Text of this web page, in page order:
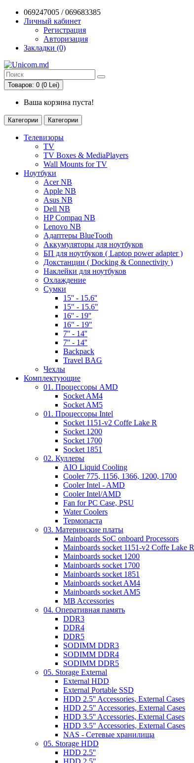
069247005 / 069683385
Личный кабинет
Регистрация
Авторизация
Закладки (0)
Товаров: 0 (0 Lei)
Ваша корзина пуста!
Категории Категории
Телевизоры
TV
TV Boxes & MediaPlayers
Wall Mounts for TV
Ноутбуки
Acer NB
Apple NB
Asus NB
Dell NB
HP Compaq NB
Lenovo NB
Адаптеры BlueTooth
Аккумуляторы для ноутбуков
БП для ноутбуков ( Laptop power adapter )
Докстанции ( Docking & Connectivity )
Наклейки для ноутбуков
Охлаждение
Сумки
15'' - 15.6''
15" - 15.6"
16'' - 19''
16" - 19"
7'' - 14''
7'' - 14''
Backpack
Travel BAG
Чехлы
Комплектующие
01. Процессоры AMD
Socket AM4
Socket AM5
01. Процессоры Intel
Socket 1151-v2 Coffe Lake R
Socket 1200
Socket 1700
Socket 1851
02. Куллеры
AIO Liquid Cooling
Cooler 775, 1156, 1366, 1200, 1700
Cooler Intel - AMD
Cooler Intel/AMD
Fan for PC Case, PSU
Water Coolers
Термопаста
03. Материнские платы
Mainboards SoC onboard Processors
Mainboards socket 1151-v2 Coffe Lake R
Mainboards socket 1200
Mainboards socket 1700
Mainboards socket 1851
Mainboards socket AM4
Mainboards socket AM5
MB Accessories
04. Оперативная память
DDR3
DDR4
DDR5
SODIMM DDR3
SODIMM DDR4
SODIMM DDR5
05. Storage External
External HDD
External Portable SSD
HDD 2.5'' Accessories, External Cases
HDD 2.5" Accessories, External Cases
HDD 3.5'' Accessories, External Cases
HDD 3.5" Accessories, External Cases
NAS - Сетевые хранилища
05. Storage HDD
HDD 2.5''
HDD 2.5"